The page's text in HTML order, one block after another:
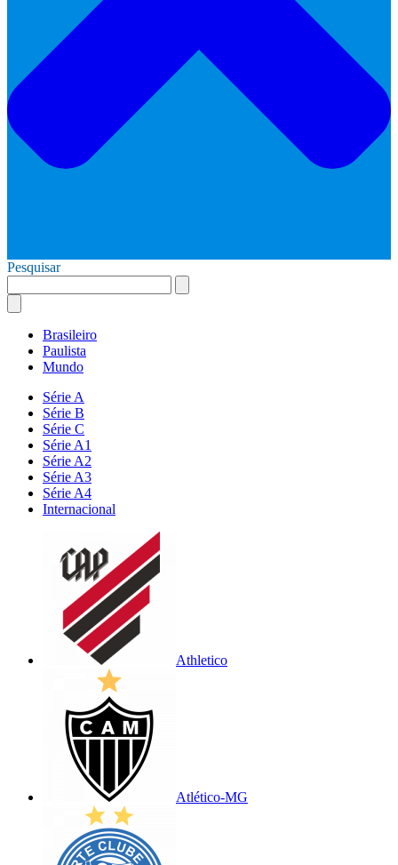
Pesquisar
Brasileiro
Paulista
Mundo
Série A
Série B
Série C
Série A1
Série A2
Série A3
Série A4
Internacional
Athletico
Atlético-MG